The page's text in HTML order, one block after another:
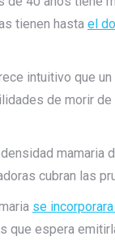
tienen hasta el
intuitivo que
de morir de
mamaria
cubran las
se
que espera